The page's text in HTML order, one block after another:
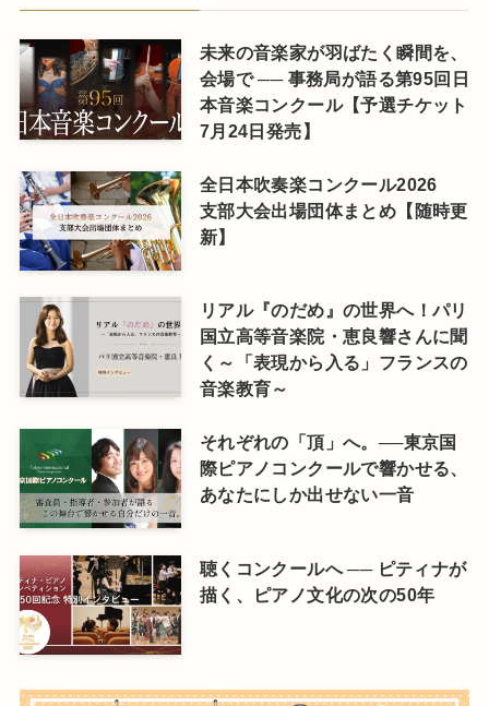
未来の音楽家が羽ばたく瞬間を、
会場で ── 事務局が語る第95回日
本音楽コンクール【予選チケット
7月24日発売】
全日本吹奏楽コンクール2026
支部大会出場団体まとめ【随時更
新】
リアル『のだめ』の世界へ！パリ
国立高等音楽院・恵良響さんに聞
く～「表現から入る」フランスの
音楽教育～
それぞれの「頂」へ。──東京国
際ピアノコンクールで響かせる、
あなたにしか出せない一音
聴くコンクールへ ── ピティナが
描く、ピアノ文化の次の50年